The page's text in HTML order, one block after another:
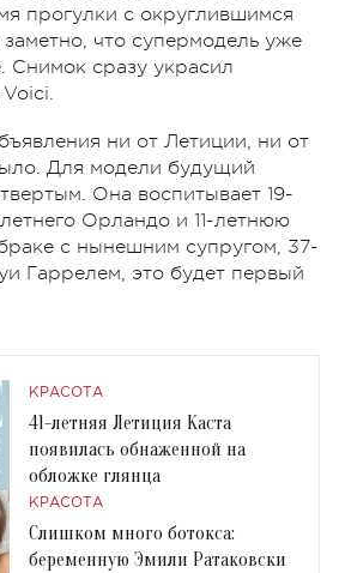
прогулки с округлившимся
что супермодель уже
Снимок сразу украсил
ни от Летиции, ни от
Для модели будущий
Она воспитывает 19-
Орландо и 11-летнюю
с нынешним супругом, 37-
Гаррелем, это будет первый
КРАСОТА
41-летняя Летиция Каста
появилась обнаженной на
обложке глянца
КРАСОТА
Слишком много ботокса:
беременную Эмили Ратаковски